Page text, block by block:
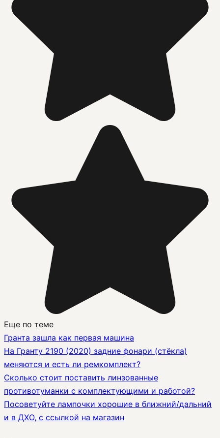
Еще по теме
Гранта зашла как первая машина
На Гранту 2190 (2020) задние фонари (стёкла)
меняются и есть ли ремкомплект?
Сколько стоит поставить линзованные
противотуманки с комплектующими и работой?
Посоветуйте лампочки хорошие в ближний/дальний
и в ДХО, с ссылкой на магазин